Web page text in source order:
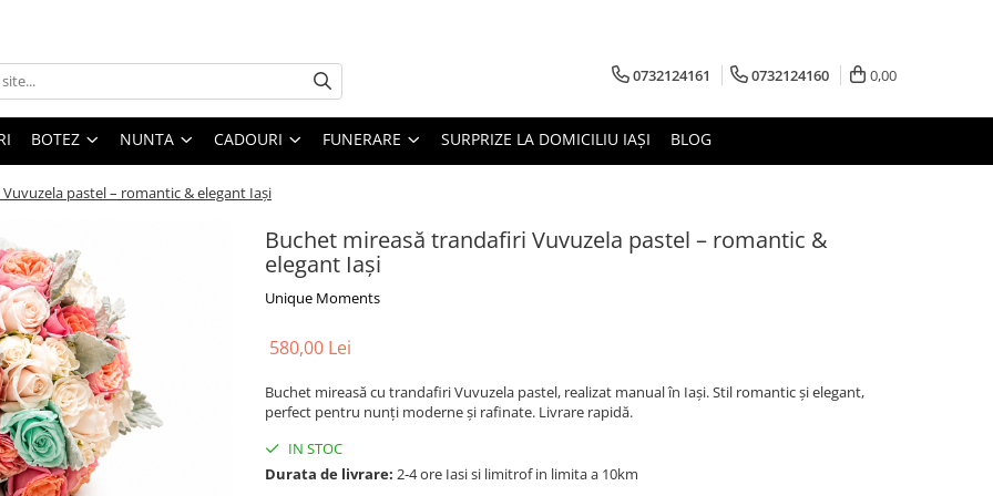
0732124161 0732124160 0,00
BOTEZ NUNTA CADOURI FUNERARE SURPRIZE LA DOMICILIU IAȘI BLOG
pastel – romantic & elegant Iași
Buchet mireasă trandafiri Vuvuzela pastel – romantic &
elegant Iași
Unique Moments
580,00 Lei
Buchet mireasă cu trandafiri Vuvuzela pastel, realizat manual în Iași. Stil romantic și elegant,
perfect pentru nunți moderne și rafinate. Livrare rapidă.
IN STOC
Durata de livrare: 2-4 ore Iasi si limitrof in limita a 10km